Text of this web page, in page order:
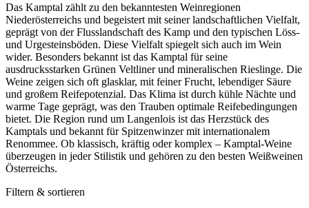
Das Kamptal zählt zu den bekanntesten Weinregionen
Niederösterreichs und begeistert mit seiner landschaftlichen Vielfalt,
geprägt von der Flusslandschaft des Kamp und den typischen Löss-
und Urgesteinsböden. Diese Vielfalt spiegelt sich auch im Wein
wider. Besonders bekannt ist das Kamptal für seine
ausdrucksstarken Grünen Veltliner und mineralischen Rieslinge. Die
Weine zeigen sich oft glasklar, mit feiner Frucht, lebendiger Säure
und großem Reifepotenzial. Das Klima ist durch kühle Nächte und
warme Tage geprägt, was den Trauben optimale Reifebedingungen
bietet. Die Region rund um Langenlois ist das Herzstück des
Kamptals und bekannt für Spitzenwinzer mit internationalem
Renommee. Ob klassisch, kräftig oder komplex – Kamptal-Weine
überzeugen in jeder Stilistik und gehören zu den besten Weißweinen
Österreichs.
Filtern & sortieren